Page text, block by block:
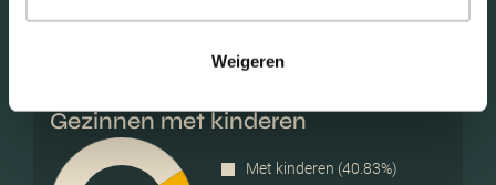
Weigeren
Gezinnen met kinderen
Met kinderen (40.83%)